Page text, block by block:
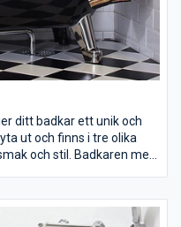
ditt badkar ett unik och
ut och finns i tre olika
och stil. Badkaren med
att rengöra.